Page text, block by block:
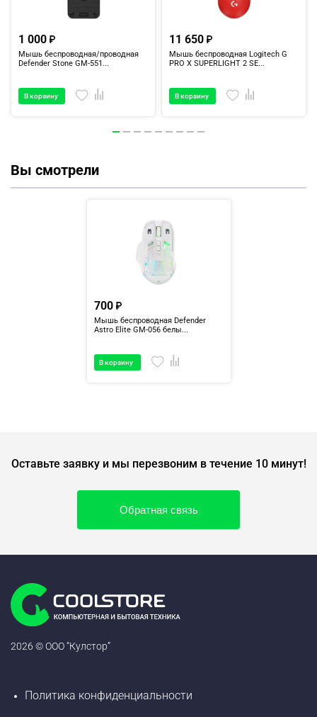
1 000
Мышь беспроводная/проводная
Defender Stone GM-551...
В корзину
11 650
Мышь беспроводная Logitech G
PRO X SUPERLIGHT 2 SE...
В корзину
Вы смотрели
700
Мышь беспроводная Defender
Astro Elite GM-056 белы...
В корзину
Оставьте заявку и мы перезвоним в течение 10 минут!
Обратная связь
2026 © ООО “Кулстор”
Политика конфиденциальности